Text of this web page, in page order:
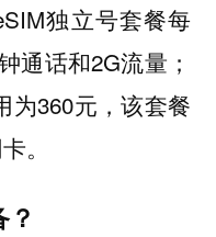
独立号套餐每
通话和2G流量；
为360元，该套餐
。